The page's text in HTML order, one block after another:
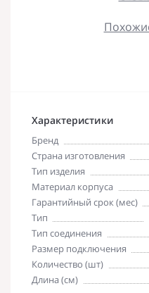
Характеристики
Бренд
Страна изготовления
Тип изделия
Материал корпуса
Гарантийный срок (мес)
Тип
Тип соединения
Размер подключения
Количество (шт)
Длина (см)